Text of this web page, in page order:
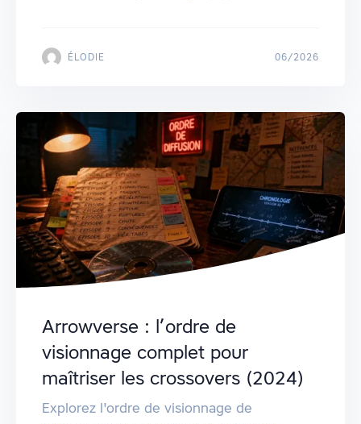
ÉLODIE 06/2026
Arrowverse : l’ordre de
visionnage complet pour
maîtriser les crossovers (2024)
Explorez l'ordre de visionnage de